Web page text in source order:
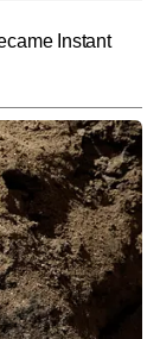
एडिटर के रूप में
में मास्टर्स डिग्री
एडिटिंग, कंटेंट
काम कर रहे हैं।
पकड़ है। अनुराग खबरों
पहलुओं को पाठकों तक
तक 10 हजार से अधिक
कंटेंट, स्पेशल
और पढ़ें
SUBMIT